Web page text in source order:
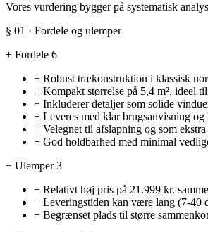
Vores vurdering bygger på systematisk
§ 01 · Fordele og ulemper
+ Fordele 6
+ Robust trækonstruktion i klassisk
+ Kompakt størrelse på 5,4 m², ideel
+ Inkluderer detaljer som solide
+ Leveres med klar brugsanvisning
+ Velegnet til afslapning og som
+ God holdbarhed med minimal
− Ulemper 3
− Relativt høj pris på 21.999 kr.
− Leveringstiden kan være lang (7-
− Begrænset plads til større